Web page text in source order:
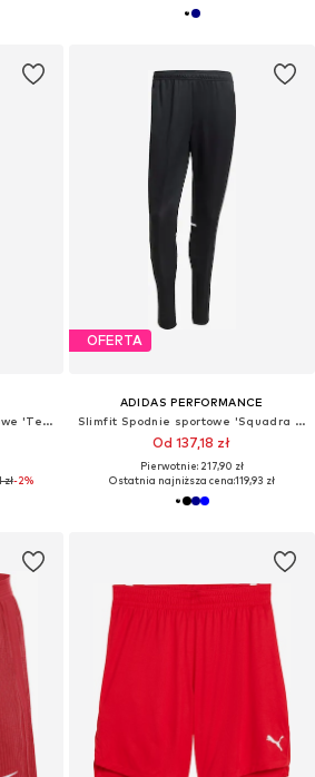
Zwężany krój Spodnie sportowe 'Team Goal'
zł-2%
OFERTA
ADIDAS PERFORMANCE
Slimfit Spodnie sportowe 'Squadra 25'
Od 137,18 zł
Pierwotnie: 217,90 zł
Ostatnia najniższa cena:119,93 zł